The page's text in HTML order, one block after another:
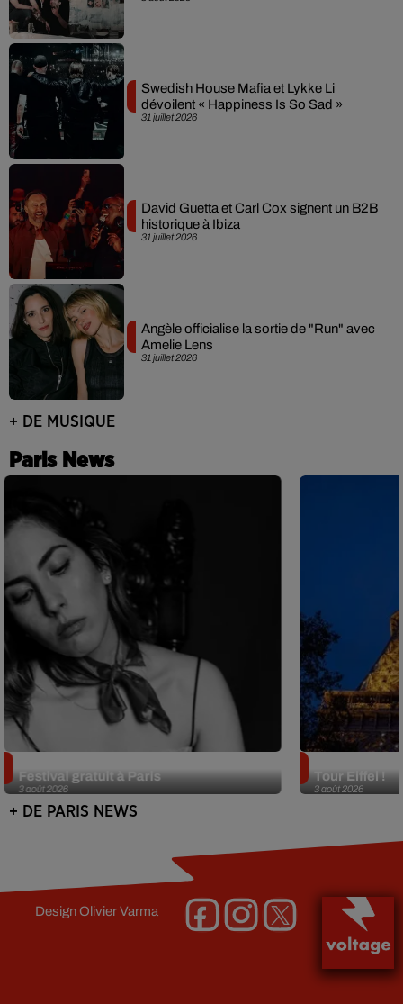
31 juillet 2026
Swedish House Mafia et Lykke Li
dévoilent « Happiness Is So Sad »
31 juillet 2026
David Guetta et Carl Cox signent un B2B
historique à Ibiza
31 juillet 2026
Angèle officialise la sortie de "Run" avec
Amelie Lens
+ DE MUSIQUE
Paris News
3 août 2026
Festival gratuit à Paris
3 août 2026
Tour Eiffel !
+ DE PARIS NEWS
DesignOlivier Varma